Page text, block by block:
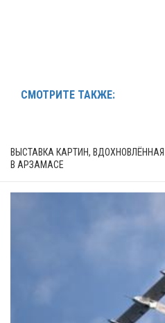
СМОТРИТЕ ТАКЖЕ:
ВЫСТАВКА КАРТИН,
В АРЗАМАСЕ